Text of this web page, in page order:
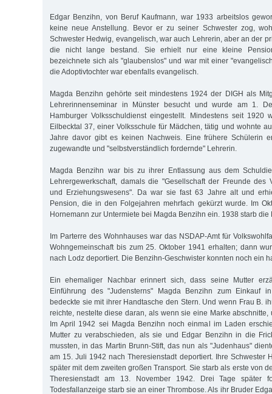
Edgar Benzihn, von Beruf Kaufmann, war 1933 arbeitslos
keine neue Anstellung. Bevor er zu seiner Schwester zog,
Schwester Hedwig, evangelisch, war auch Lehrerin, aber an der
die nicht lange bestand. Sie erhielt nur eine kleine
bezeichnete sich als "glaubenslos" und war mit einer
die Adoptivtochter war ebenfalls evangelisch.
Magda Benzihn gehörte seit mindestens 1924 der DIGH als
Lehrerinnenseminar in Münster besucht und wurde am 1.
Hamburger Volksschuldienst eingestellt. Mindestens seit 1920
Eilbecktal 37, einer Volksschule für Mädchen, tätig und wohnte
Jahre davor gibt es keinen Nachweis. Eine frühere Schülerin
zugewandte und "selbstverständlich fordernde" Lehrerin.
Magda Benzihn war bis zu ihrer Entlassung aus dem
Lehrergewerkschaft, damals die "Gesellschaft der Freunde des
und Erziehungswesens". Da war sie fast 63 Jahre alt und
Pension, die in den Folgejahren mehrfach gekürzt wurde. Im
Hornemann zur Untermiete bei Magda Benzihn ein. 1938 starb die
Im Parterre des Wohnhauses war das NSDAP-Amt für
Wohngemeinschaft bis zum 25. Oktober 1941 erhalten; dann
nach Lodz deportiert. Die Benzihn-Geschwister konnten noch ein
Ein ehemaliger Nachbar erinnert sich, dass seine Mutter
Einführung des "Judensterns" Magda Benzihn zum Einkauf
bedeckte sie mit ihrer Handtasche den Stern. Und wenn Frau B.
reichte, nestelte diese daran, als wenn sie eine Marke
Im April 1942 sei Magda Benzihn noch einmal im Laden
Mutter zu verabschieden, als sie und Edgar Benzihn in die
mussten, in das Martin Brunn-Stift, das nun als "Judenhaus"
am 15. Juli 1942 nach Theresienstadt deportiert. Ihre Schwester
später mit dem zweiten großen Transport. Sie starb als erste von
Theresienstadt am 13. November 1942. Drei Tage später
Todesfallanzeige starb sie an einer Thrombose. Als ihr Bruder